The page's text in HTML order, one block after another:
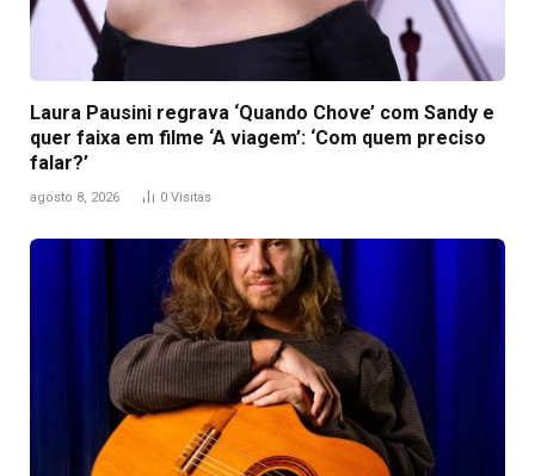
Laura Pausini regrava ‘Quando Chove’ com Sandy e
quer faixa em filme ‘A viagem’: ‘Com quem preciso
falar?’
agosto 8, 2026 0 Visitas